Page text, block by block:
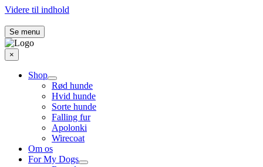
Videre til indhold
Se menu
×
Shop
Rød hunde
Hvid hunde
Sorte hunde
Falling fur
Apolonki
Wirecoat
Om os
For My Dogs